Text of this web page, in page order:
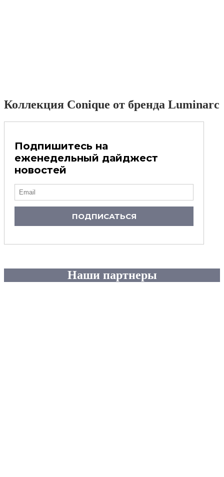
Коллекция Conique от бренда Luminarc
Подпишитесь на
еженедельный дайджест
новостей
ПОДПИСАТЬСЯ
Наши партнеры